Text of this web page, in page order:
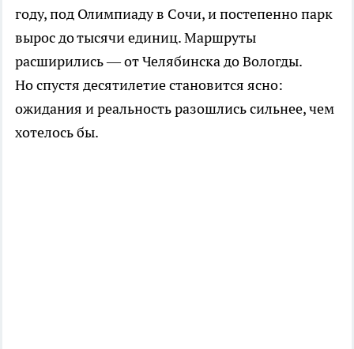
году, под Олимпиаду в Сочи, и постепенно парк
вырос до тысячи единиц. Маршруты
расширились — от Челябинска до Вологды.
Но спустя десятилетие становится ясно:
ожидания и реальность разошлись сильнее, чем
хотелось бы.